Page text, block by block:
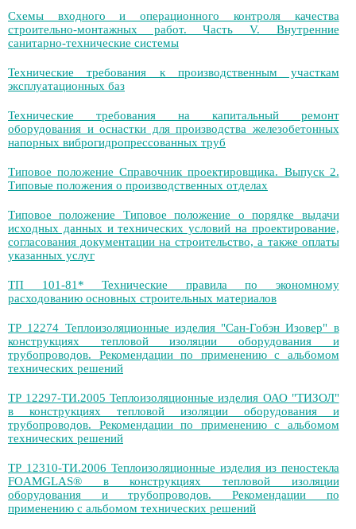
Схемы входного и операционного контроля качества
строительно-монтажных работ. Часть V. Внутренние
санитарно-технические системы
Технические требования к производственным участкам
эксплуатационных баз
Технические требования на капитальный ремонт
оборудования и оснастки для производства железобетонных
напорных виброгидропрессованных труб
Типовое положение Справочник проектировщика. Выпуск 2.
Типовые положения о производственных отделах
Типовое положение Типовое положение о порядке выдачи
исходных данных и технических условий на проектирование,
согласования документации на строительство, а также оплаты
указанных услуг
ТП 101-81* Технические правила по экономному
расходованию основных строительных материалов
ТР 12274 Теплоизоляционные изделия "Сан-Гобэн Изовер" в
конструкциях тепловой изоляции оборудования и
трубопроводов. Рекомендации по применению с альбомом
технических решений
ТР 12297-ТИ.2005 Теплоизоляционные изделия ОАО "ТИЗОЛ"
в конструкциях тепловой изоляции оборудования и
трубопроводов. Рекомендации по применению с альбомом
технических решений
ТР 12310-ТИ.2006 Теплоизоляционные изделия из пеностекла
FOAMGLAS® в конструкциях тепловой изоляции
оборудования и трубопроводов. Рекомендации по
применению с альбомом технических решений